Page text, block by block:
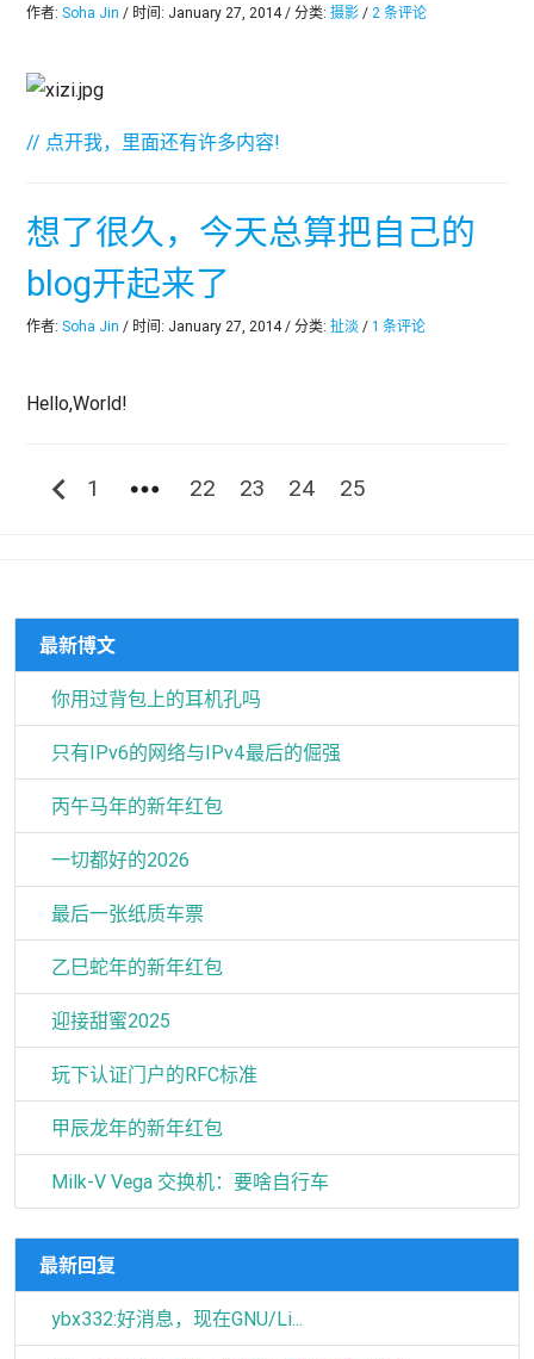
作者:Soha Jin / 时间: January 27, 2014 / 分类:摄影 /2 条评论
// 点开我，里面还有许多内容!
想了很久，今天总算把自己的
blog开起来了
作者:Soha Jin / 时间: January 27, 2014 / 分类:扯淡 /1 条评论
Hello,World!
chevron_left 1 more_horiz 22 23 24 25
最新博文
你用过背包上的耳机孔吗
只有IPv6的网络与IPv4最后的倔强
丙午马年的新年红包
一切都好的2026
最后一张纸质车票
乙巳蛇年的新年红包
迎接甜蜜2025
玩下认证门户的RFC标准
甲辰龙年的新年红包
Milk-V Vega 交换机：要啥自行车
最新回复
ybx332:好消息，现在GNU/Li...